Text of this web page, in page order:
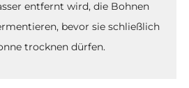
entfernt wird, die Bohnen
bevor sie schließlich
trocknen dürfen.